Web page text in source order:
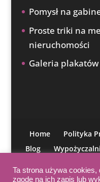
Pomysł na
Proste triki na
nieruchomości
Galeria
Home Polityka
Blog
Ta strona używa
zgodę na ich zapis lub